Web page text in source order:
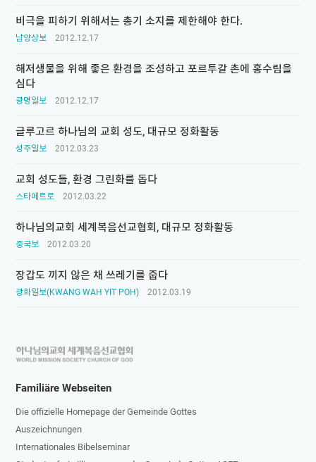
비극을 피하기 위해서는 총기 소지를 제한해야 한다.
남양상보 2012.12.17
해저생물을 위해 좋은 환경을 조성하고 포르투갈 촌에 홍수림을
심다
광명일보 2012.12.17
글루고르 하나님의 교회 성도, 대규모 정화활동
성주일보 2012.03.23
교회 성도들, 환경 그린화를 돕다
스타메트로 2012.03.22
하나님의교회 세계복음선교협회, 대규모 정화활동
중국보 2012.03.20
장갑도 끼지 않은 채 쓰레기를 줍다
광화일보(KWANG WAH YIT POH) 2012.03.19
하
님
로
Familiäre Webseiten
Die offizielle Homepage der Gemeinde Gottes
Auszeichnungen
Internationales Bibelseminar